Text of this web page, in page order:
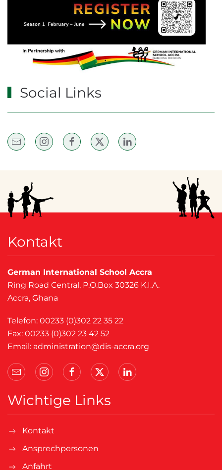
Social Links
Kontakt
German International School Accra
Ring Road Central, P.O.Box 30326 K.I.A.
Accra, Ghana
Telefon: 00233 (0)302 22 35 22
Fax: 00233 (0)302 23 42 52
Email: administration@dis-accra.org
Wichtige Links
Kontakt
Ansprechpersonen
Anfahrt